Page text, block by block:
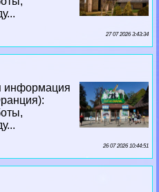
27 07 2026 3:43:34
информация
26 07 2026 10:44:51